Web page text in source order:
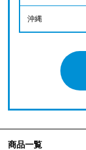
沖縄
商品一覧